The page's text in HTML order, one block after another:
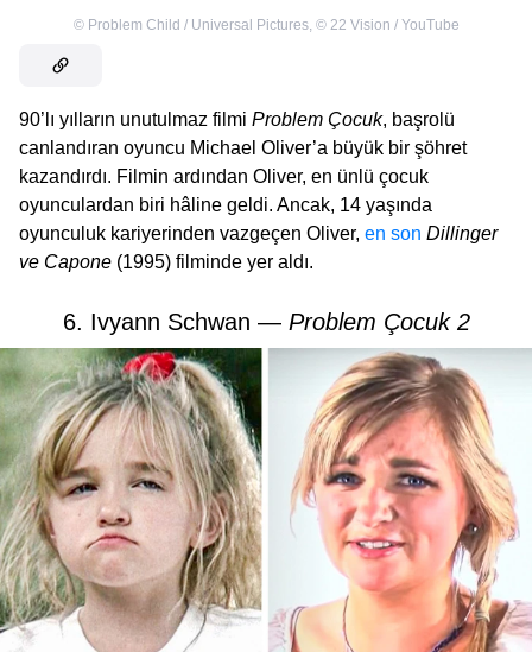
© Problem Child / Universal Pictures, © 22 Vision / YouTube
90’lı yılların unutulmaz filmi Problem Çocuk, başrolü
canlandıran oyuncu Michael Oliver’a büyük bir şöhret
kazandırdı. Filmin ardından Oliver, en ünlü çocuk
oyunculardan biri hâline geldi. Ancak, 14 yaşında
oyunculuk kariyerinden vazgeçen Oliver, en son Dillinger
ve Capone (1995) filminde yer aldı.
6. Ivyann Schwan — Problem Çocuk 2